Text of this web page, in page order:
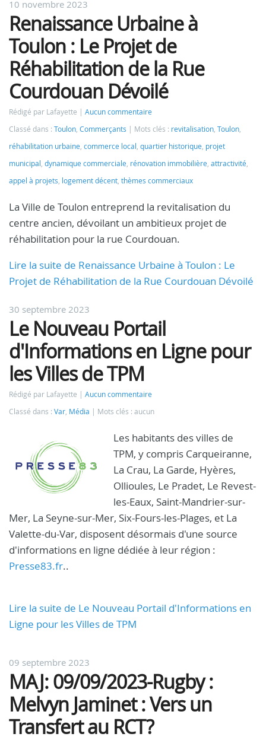
10 novembre 2023
Renaissance Urbaine à
Toulon : Le Projet de
Réhabilitation de la Rue
Courdouan Dévoilé
Rédigé par Lafayette
Aucun commentaire
Classé dans : Toulon, Commerçants Mots clés : revitalisation, Toulon,
réhabilitation urbaine, commerce local , quartier historique, projet
municipal , dynamique commerciale, rénovation immobilière, attractivité,
appel à projets, logement décent, thèmes commerciaux
La Ville de Toulon entreprend la revitalisation du
centre ancien, dévoilant un ambitieux projet de
réhabilitation pour la rue Courdouan.
Lire la suite de Renaissance Urbaine à Toulon : Le
Projet de Réhabilitation de la Rue Courdouan Dévoilé
30 septembre 2023
Le Nouveau Portail
d'Informations en Ligne pour
les Villes de TPM
Rédigé par Lafayette
Aucun commentaire
Classé dans : Var, Média Mots clés : aucun
Les habitants des villes de
TPM, y compris Carqueiranne,
La Crau, La Garde, Hyères,
Ollioules, Le Pradet, Le Revest-
les-Eaux, Saint-Mandrier-sur-
Mer, La Seyne-sur-Mer, Six-Fours-les-Plages, et La
Valette-du-Var, disposent désormais d'une source
d'informations en ligne dédiée à leur région :
Presse83.fr..
Lire la suite de Le Nouveau Portail d'Informations en
Ligne pour les Villes de TPM
09 septembre 2023
MAJ: 09/09/2023-Rugby :
Melvyn Jaminet : Vers un
Transfert au RCT?